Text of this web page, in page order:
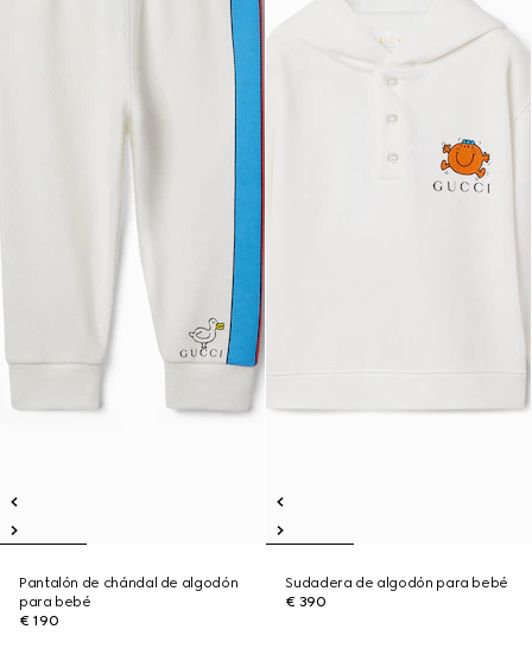
Pantalón de chándal de algodón
para bebé
€ 190
Sudadera de algodón para bebé
€ 390